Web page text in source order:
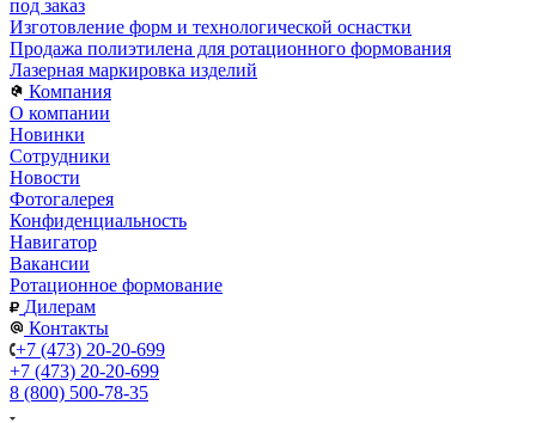
под заказ
Изготовление форм и технологической оснастки
Продажа полиэтилена для ротационного формования
Лазерная маркировка изделий
Компания
О компании
Новинки
Сотрудники
Новости
Фотогалерея
Конфиденциальность
Навигатор
Вакансии
Ротационное формование
Дилерам
Контакты
+7 (473) 20-20-699
+7 (473) 20-20-699
8 (800) 500-78-35